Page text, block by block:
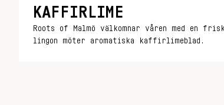
KAFFIRLIME
Roots of Malmö välkomnar våren med en
lingon möter aromatiska kaffirlimeblad.